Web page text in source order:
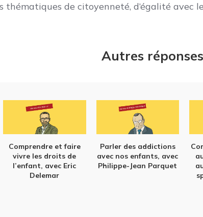
thématiques de citoyenneté, d’égalité avec
Autres
Comprendre et faire
vivre les droits de
l’enfant, avec Eric
Delemar
Parler des addictions
avec nos enfants, avec
Philippe-Jean Parquet